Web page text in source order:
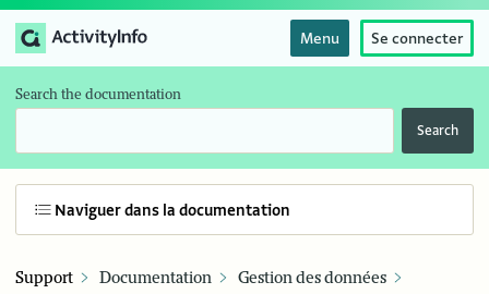
Menu Se connecter
Search the documentation
Search
Naviguer dans la documentation
Support Documentation
Gestion des données